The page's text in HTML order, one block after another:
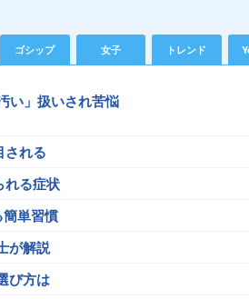
ゴシップ 女子 トレンド
い」扱いされ苦悩
される
れる症状
単習慣
が解説
び方は